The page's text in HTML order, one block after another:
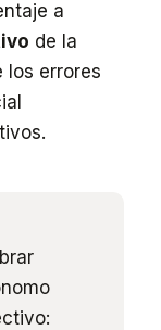
a
de la
los errores